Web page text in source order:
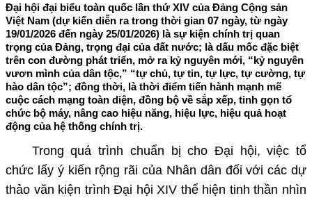
Đại hội đại biểu toàn quốc lần thứ XIV của Đảng Cộng sản
Việt Nam (dự kiến diễn ra trong thời gian 07 ngày, từ ngày
19/01/2026 đến ngày 25/01/2026) là sự kiện chính trị quan
trọng của Đảng, trọng đại của đất nước; là dấu mốc đặc biệt
trên con đường phát triển, mở ra kỷ nguyên mới, “kỷ nguyên
vươn mình của dân tộc,” “tự chủ, tự tin, tự lực, tự cường, tự
hào dân tộc”; đồng thời, là thời điểm tiến hành mạnh mẽ
cuộc cách mạng toàn diện, đồng bộ về sắp xếp, tinh gọn tổ
chức bộ máy, nâng cao hiệu năng, hiệu lực, hiệu quả hoạt
động của hệ thống chính trị.
Trong quá trình chuẩn bị cho Đại hội, việc tổ
chức lấy ý kiến rộng rãi của Nhân dân đối với các dự
thảo văn kiện trình Đại hội XIV thể hiện tinh thần nhìn